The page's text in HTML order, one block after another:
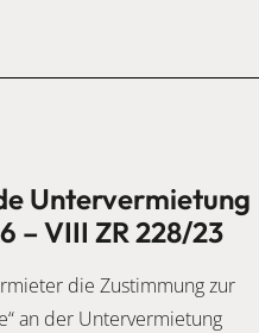
Untervermietung
– VIII ZR 228/23
die Zustimmung zur
an der Untervermietung